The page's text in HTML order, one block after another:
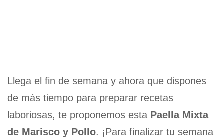
Llega el fin de semana y ahora que dispones
de más tiempo para preparar recetas
laboriosas, te proponemos esta Paella Mixta
de Marisco y Pollo. ¡Para finalizar tu semana